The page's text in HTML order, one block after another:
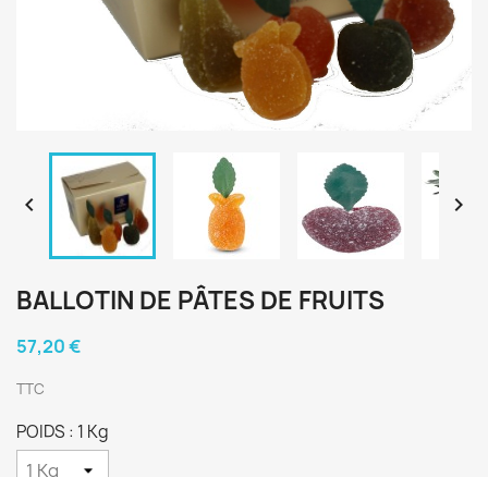
 
BALLOTIN DE PÂTES DE FRUITS
57,20 €
TTC
POIDS : 1 Kg